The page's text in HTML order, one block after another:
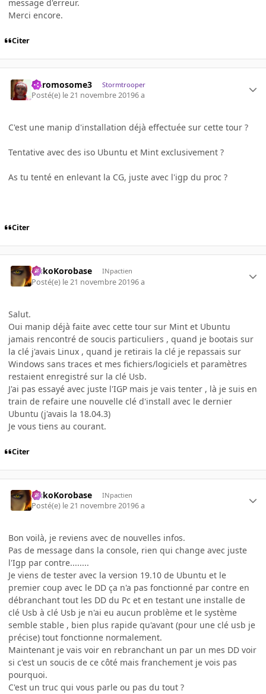
message d'erreur.
Merci encore.
Citer
Chromosome3 Stormtrooper
Posté(e) le 21 novembre 20196 a
C'est une manip d'installation déjà effectuée sur cette tour ?
Tentative avec des iso Ubuntu et Mint exclusivement ?
As tu tenté en enlevant la CG, juste avec l'igp du proc ?
Citer
SiskoKorobase INpactien
Posté(e) le 21 novembre 20196 a
Salut.
Oui manip déjà faite avec cette tour sur Mint et Ubuntu
jamais rencontré de soucis particuliers , quand je bootais sur
la clé j'avais Linux , quand je retirais la clé je repassais sur
Windows sans traces et mes fichiers/logiciels et paramètres
restaient enregistré sur la clé Usb.
J'ai pas essayé avec juste l'IGP mais je vais tenter , là je suis en
train de refaire une nouvelle clé d'install avec le dernier
Ubuntu (j'avais la 18.04.3)
Je vous tiens au courant.
Citer
SiskoKorobase INpactien
Posté(e) le 21 novembre 20196 a
Bon voilà, je reviens avec de nouvelles infos.
Pas de message dans la console, rien qui change avec juste
l'Igp par contre........
Je viens de tester avec la version 19.10 de Ubuntu et le
premier coup avec le DD ça n'a pas fonctionné par contre en
débranchant tout les DD du Pc et en testant une installe de
clé Usb à clé Usb je n'ai eu aucun problème et le système
semble stable , bien plus rapide qu'avant (pour une clé usb je
précise) tout fonctionne normalement.
Maintenant je vais voir en rebranchant un par un mes DD voir
si c'est un soucis de ce côté mais franchement je vois pas
pourquoi.
C'est un truc qui vous parle ou pas du tout ?